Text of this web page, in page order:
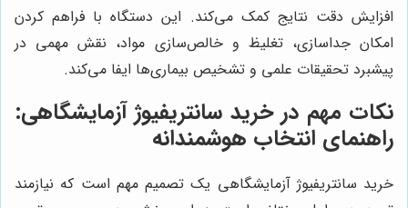
افزایش دقت نتایج کمک می‌کند. این دستگاه با فراهم کردن
امکان جداسازی، تغلیظ و خالص‌سازی مواد، نقش مهمی در
پیشبرد تحقیقات علمی و تشخیص بیماری‌ها ایفا می‌کند.
نکات مهم در خرید سانتریفیوژ آزمایشگاهی:
راهنمای انتخاب هوشمندانه
خرید سانتریفیوژ آزمایشگاهی یک تصمیم مهم است که نیازمند